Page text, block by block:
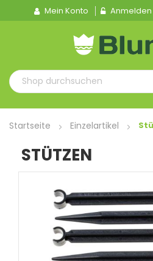
Mein Konto Anmelden
Startseite Einzelartikel
STÜTZEN